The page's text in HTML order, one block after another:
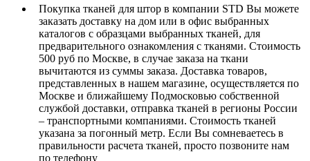
Покупка тканей для штор в компании STD Вы можете
заказать доставку на дом или в офис выбранных
каталогов с образцами выбранных тканей, для
предварительного ознакомления с тканями. Стоимость
500 руб по Москве, в случае заказа на ткани
вычитаются из суммы заказа. Доставка товаров,
представленных в нашем магазине, осуществляется по
Москве и ближайшему Подмосковью собственной
службой доставки, отправка тканей в регионы России
– транспортными компаниями. Стоимость тканей
указана за погонный метр. Если Вы сомневаетесь в
правильности расчета тканей, просто позвоните нам
по телефону